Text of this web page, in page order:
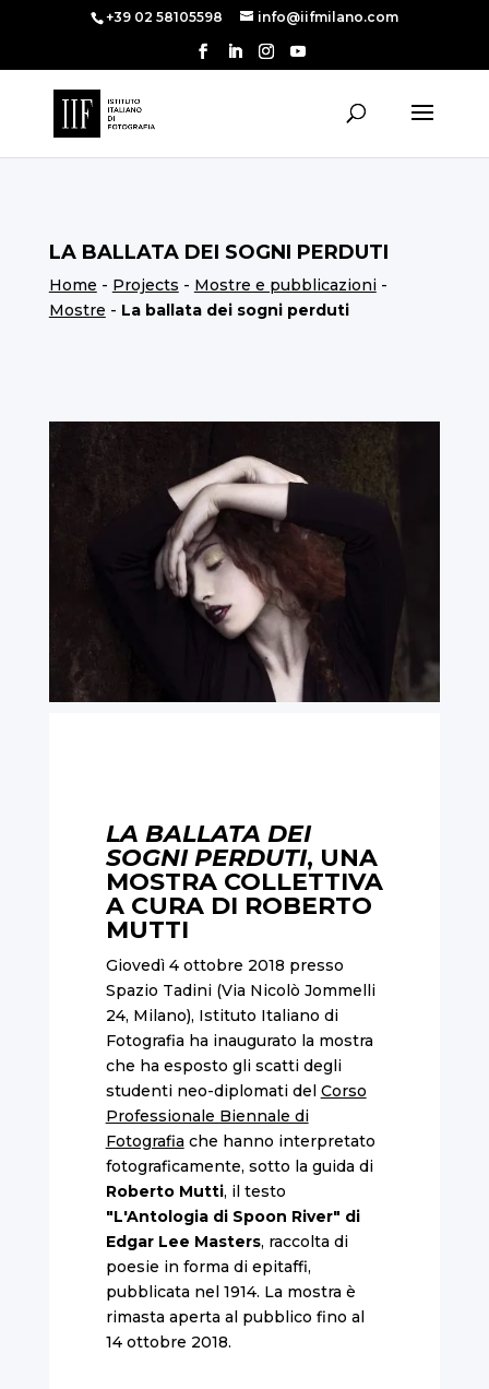
+39 02 58105598 info@iifmilano.com
LA BALLATA DEI SOGNI PERDUTI
Home - Projects - Mostre e pubblicazioni-
Mostre - La ballata dei sogni perduti
LA BALLATA DEI
SOGNI PERDUTI, UNA
MOSTRA COLLETTIVA
A CURA DI ROBERTO
MUTTI
Giovedì 4 ottobre 2018 presso
Spazio Tadini (Via Nicolò Jommelli
24, Milano), Istituto Italiano di
Fotografia ha inaugurato la mostra
che ha esposto gli scatti degli
studenti neo-diplomati del Corso
Professionale Biennale di
Fotografia che hanno interpretato
fotograficamente, sotto la guida di
Roberto Mutti, il testo
"L'Antologia di Spoon River" di
Edgar Lee Masters, raccolta di
poesie in forma di epitaffi,
pubblicata nel 1914. La mostra è
rimasta aperta al pubblico fino al
14 ottobre 2018.